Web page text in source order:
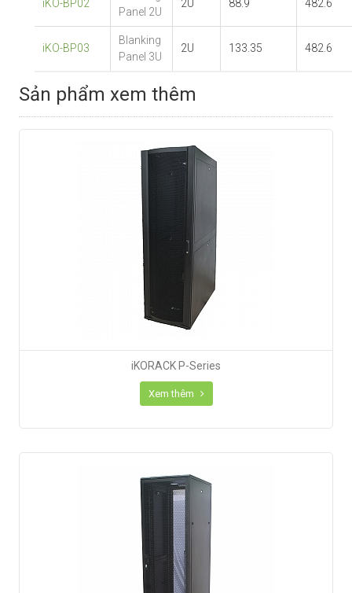
iKO-BP02
Panel 2U
2U 88.9 482.6
iKO-BP03
Blanking
Panel 3U
2U 133.35 482.6
Sản phẩm xem thêm
iKORACK P-Series
Xem thêm